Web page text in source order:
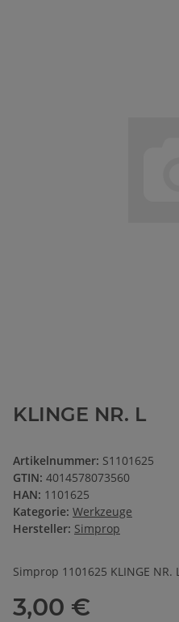
KLINGE NR. L
Artikelnummer: S1101625
GTIN: 4014578073560
HAN: 1101625
Kategorie: Werkzeuge
Hersteller: Simprop
Simprop 1101625 KLINGE NR. L
3,00 €